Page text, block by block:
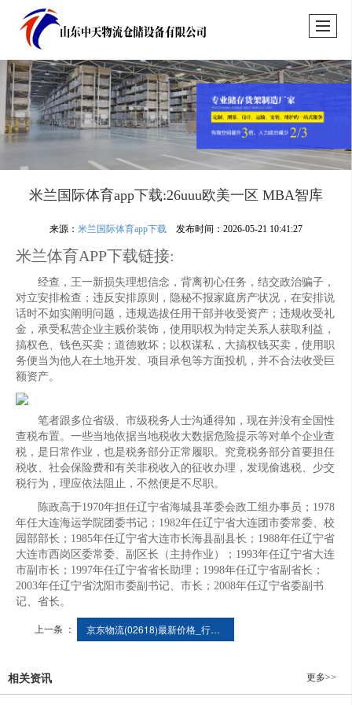
米兰国际体育app下载:26uuu欧美一区 MBA智库
来源：米兰国际体育app下载 发布时间：2026-05-21 10:41:27
米兰体育APP下载链接:
经查，王一新损失理想信念，背离初心任务，结交政治骗子，
对立安排检查；违反安排原则，隐秘不报家庭房产状况，在安排说
话时不如实阐明问题，违规选拔任用干部并收受资产；违规收受礼
金，承受私营企业主贱价装饰，使用职权为特定关系人获取利益，
搞权色、钱色买卖；道德败坏；以权谋私，大搞权钱买卖，使用职
务便当为他人在土地开发、项目承包等方面投机，并不合法收受巨
额资产。
笔者跟多位省级、市级税务人士沟通得知，现在并没有全国性
查税布置。一些当地依据当地税收大数据危险提示等对单个企业查
税，是日常作业，也是税务部分正常履职。究竟税务部分首要担任
税收、社会保险费和有关非税收入的征收办理，发现偷逃税、少交
税行为，理应依法阻止，不然便是不尽职。
陈政高于1970年担任辽宁省海城县革委会政工组办事员；1978
年任大连海运学院团委书记；1982年任辽宁省大连团市委常委、校
园部部长；1985年任辽宁省大连市长海县副县长；1988年任辽宁省
大连市西岗区委常委、副区长（主持作业）；1993年任辽宁省大连
市副市长；1997年任辽宁省省长助理；1998年任辽宁省副省长；
2003年任辽宁省沈阳市委副书记、市长；2008年任辽宁省委副书
记、省长。
上一条 ： 京东物流(02618)最新价格_行情_走势图—东方财富网
相关资讯 更多>>